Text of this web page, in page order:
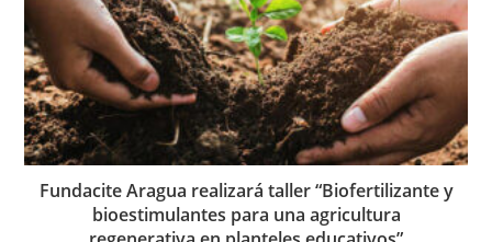
Fundacite Aragua realizará taller “Biofertilizante y
bioestimulantes para una agricultura